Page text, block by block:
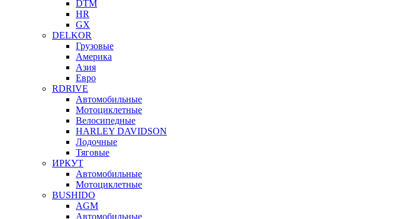
DTM
HR
GX
DELKOR
Грузовые
Америка
Азия
Евро
RDRIVE
Автомобильные
Мотоциклетные
Велосипедные
HARLEY DAVIDSON
Лодочные
Тяговые
ИРКУТ
Автомобильные
Мотоциклетные
BUSHIDO
AGM
Автомобильные